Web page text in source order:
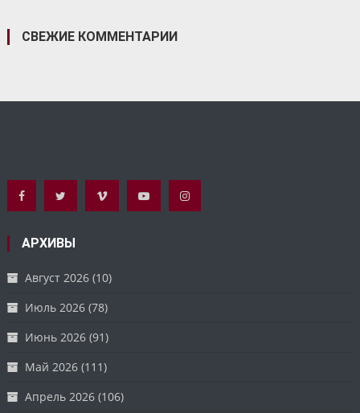
СВЕЖИЕ КОММЕНТАРИИ
АРХИВЫ
Август 2026 (10)
Июль 2026 (78)
Июнь 2026 (91)
Май 2026 (111)
Апрель 2026 (106)